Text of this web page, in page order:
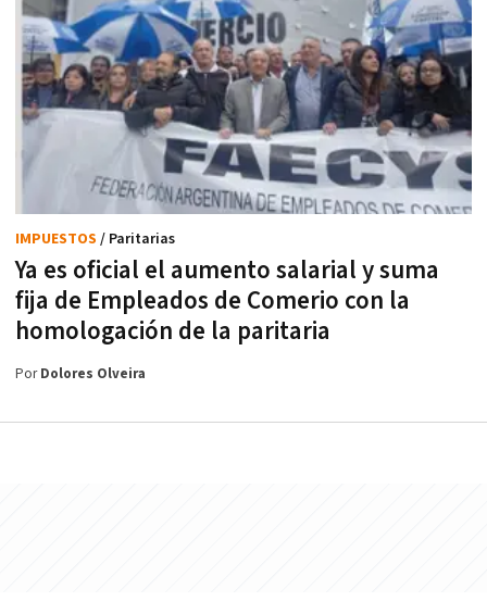
Ya es oficial el aumento salarial y suma
fija de Empleados de Comerio con la
homologación de la paritaria
IMPUESTOS / Paritarias
PorDolores Olveira